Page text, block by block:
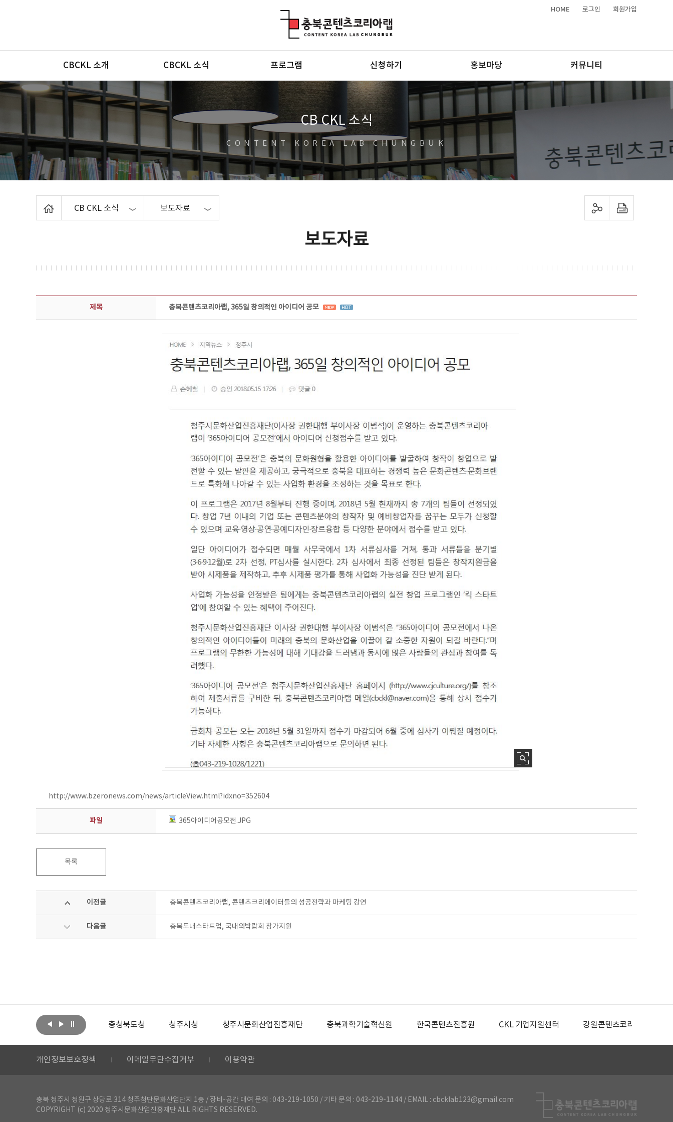
HOME 로그인 회원가입
메뉴
CBCKL 소개 CBCKL 소식 프로그램 신청하기 홍보마당 커뮤니티
CB CKL 소식
CONTENT KOREA LAB CHUNGBUK
CB CKL 소식 보도자료 sns 공유하기 프린트하기
보도자료
보도자료 상세보기 - 제목, 담당부서, 담당자, 담당연락처, 내용, 첨부파일 정보 제공
제목 충북콘텐츠코리아랩, 365일 창의적인 아이디어 공모
http://www.bzeronews.com/news/articleView.html?idxno=352604
파일 365아이디어공모전.JPG
목록
이전글 충북콘텐츠코리아랩, 콘텐츠크리에이터들의 성공전략과 마케팅 강연
다음글 충북도내스타트업, 국내외박람회 참가지원
문화체육관광부 충청북도청 청주시청 청주시문화산업진흥재단 충북과학기술혁신원 한국콘텐츠진흥원 CKL 기업지원센터 강원콘텐츠코리아랩
개인정보보호정책 이메일무단수집거부 이용약관
충북 청주시 청원구 상당로 314 청주첨단문화산업단지 1층 / 장비-공간 대여 문의 : 043-219-1050 / 기타 문의 : 043-219-1144 / EMAIL : cbcklab123@gmail.com
COPYRIGHT (c) 2020 청주시문화산업진흥재단 ALL RIGHTS RESERVED.